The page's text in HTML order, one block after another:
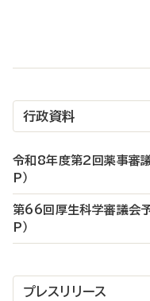
行政資料
令和8年度第2回薬事審
P）
第66回厚生科学審議会予
P）
プレスリリース